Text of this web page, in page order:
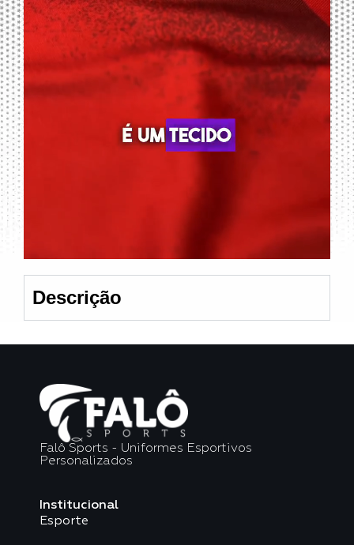
Descrição
Falô Sports - Uniformes Esportivos
Personalizados
Institucional
Esporte